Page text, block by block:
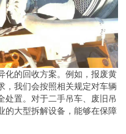
化的回收方案。例如，报废黄
，我们会按照相关规定对车辆
处置。对于二手吊车、废旧吊
的大型拆解设备，能够在保障